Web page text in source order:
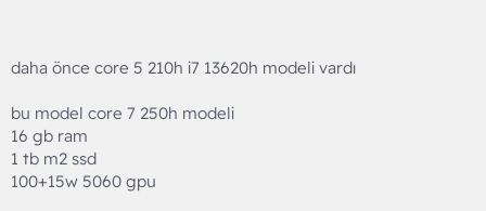
daha önce core 5 210h i7 13620h modeli vardı
bu model core 7 250h modeli
16 gb ram
1 tb m2 ssd
100+15w 5060 gpu